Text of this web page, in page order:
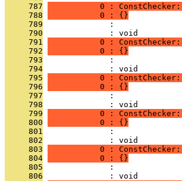
     787
0 :
     788
           0 : {}
     789
              :
     790
              : void
     791
0 :
     792
           0 : {}
     793
              :
     794
              : void
     795
0 :
     796
           0 : {}
     797
              :
     798
              : void
     799
0 :
     800
           0 : {}
     801
              :
     802
              : void
     803
0 :
     804
           0 : {}
     805
              :
     806
              : void